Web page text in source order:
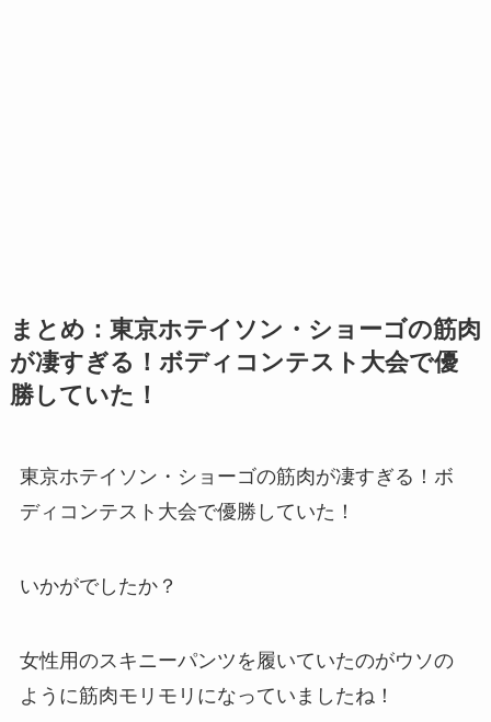
まとめ：東京ホテイソン・ショーゴの筋肉
が凄すぎる！ボディコンテスト大会で優
勝していた！
東京ホテイソン・ショーゴの筋肉が凄すぎる！ボ
ディコンテスト大会で優勝していた！
いかがでしたか？
女性用のスキニーパンツを履いていたのがウソの
ように筋肉モリモリになっていましたね！